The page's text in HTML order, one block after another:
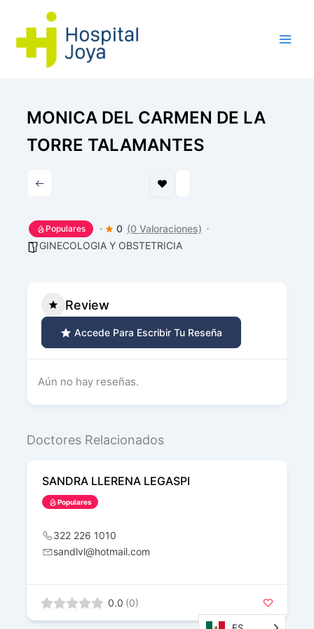
contenido
MONICA DEL CARMEN DE LA
TORRE TALAMANTES
Populares 0 (0 Valoraciones)
GINECOLOGIA Y OBSTETRICIA
Review
Accede Para Escribir Tu Reseña
Aún no hay reseñas.
Doctores Relacionados
SANDRA LLERENA LEGASPI
Populares
322 226 1010
sandlvl@hotmail.com
0.0 (0)